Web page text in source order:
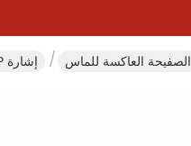
الصفيحة العاكسة للماس إشارة HIP / EGP / الصف الالماسية العاكسة للسلامة